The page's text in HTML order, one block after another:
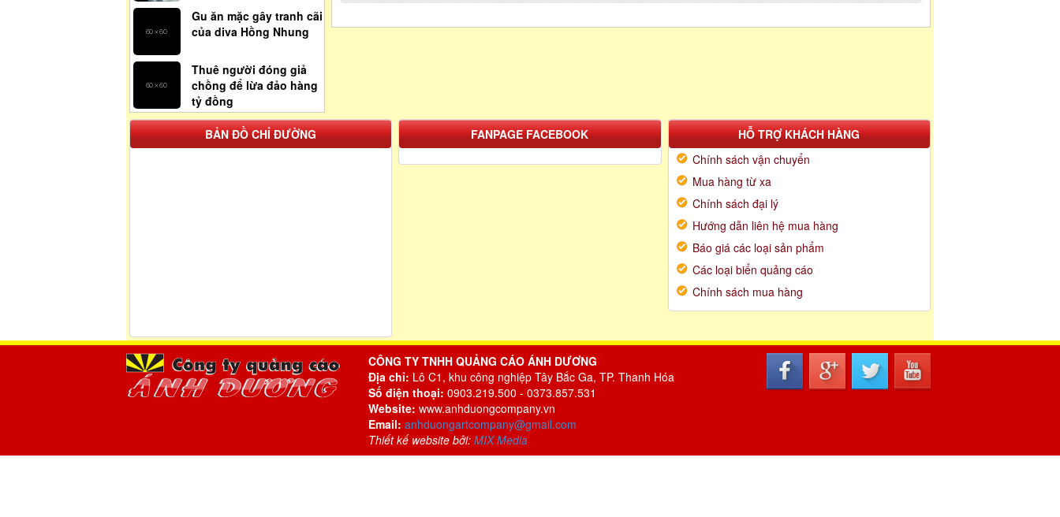
Gu ăn mặc gây tranh cãi
của diva Hồng Nhung
Thuê người đóng giả
chồng để lừa đảo hàng
tỷ đồng
BẢN ĐỒ CHỈ ĐƯỜNG FANPAGE FACEBOOK
HỖ TRỢ KHÁCH HÀNG
Chính sách vận chuyển
Mua hàng từ xa
Chính sách đại lý
Hướng dẫn liên hệ mua hàng
Báo giá các loại sản phẩm
Các loại biển quảng cáo
Chính sách mua hàng
CÔNG TY TNHH QUẢNG CÁO ÁNH DƯƠNG
Địa chỉ: Lô C1, khu công nghiệp Tây Bắc Ga, TP. Thanh Hóa
Số điện thoại: 0903.219.500 - 0373.857.531
Website: www.anhduongcompany.vn
Email: anhduongartcompany@gmail.com
Thiết kế website bởi:MIX Media